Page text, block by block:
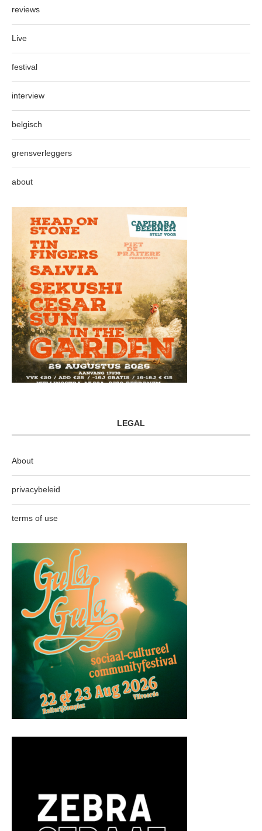
reviews
Live
festival
interview
belgisch
grensverleggers
about
LEGAL
About
privacybeleid
terms of use